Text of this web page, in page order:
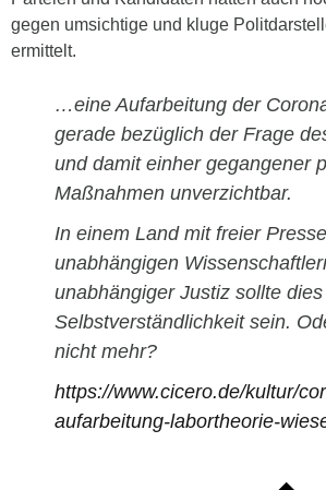
gegen umsichtige und kluge
ermittelt.
…eine Aufarbeitung der
gerade bezüglich der Frage
und damit einher gegangener
Maßnahmen unverzichtbar.
In einem Land mit freier
unabhängigen
unabhängiger Justiz sollte
Selbstverständlichkeit sein.
nicht mehr?
https://www.cicero.de/kultur/
aufarbeitung-labortheorie-